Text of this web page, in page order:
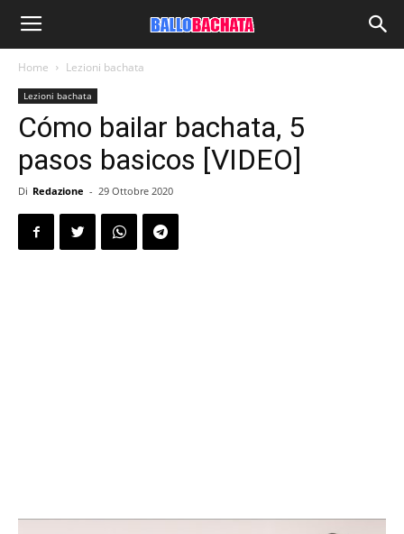
Home Lezioni bachata
Lezioni bachata
Cómo bailar bachata, 5
pasos basicos [VIDEO]
Di Redazione - 29 Ottobre 2020